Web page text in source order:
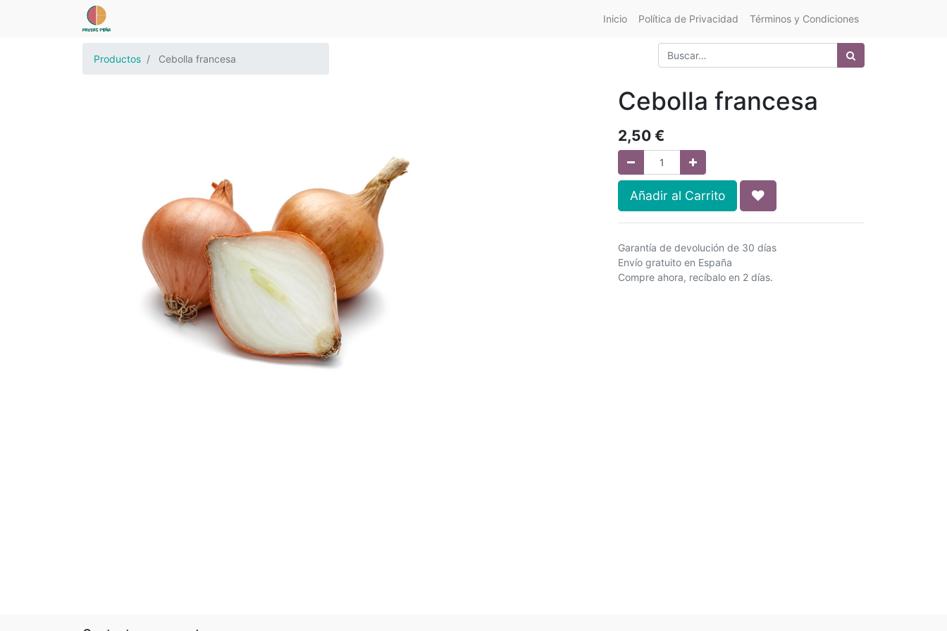
Inicio Política de Privacidad Términos y Condiciones
Productos Cebolla francesa
Cebolla francesa
2,50 €
Añadir al Carrito
Garantía de devolución de 30 días
Envío gratuito en España
Compre ahora, recíbalo en 2 días.